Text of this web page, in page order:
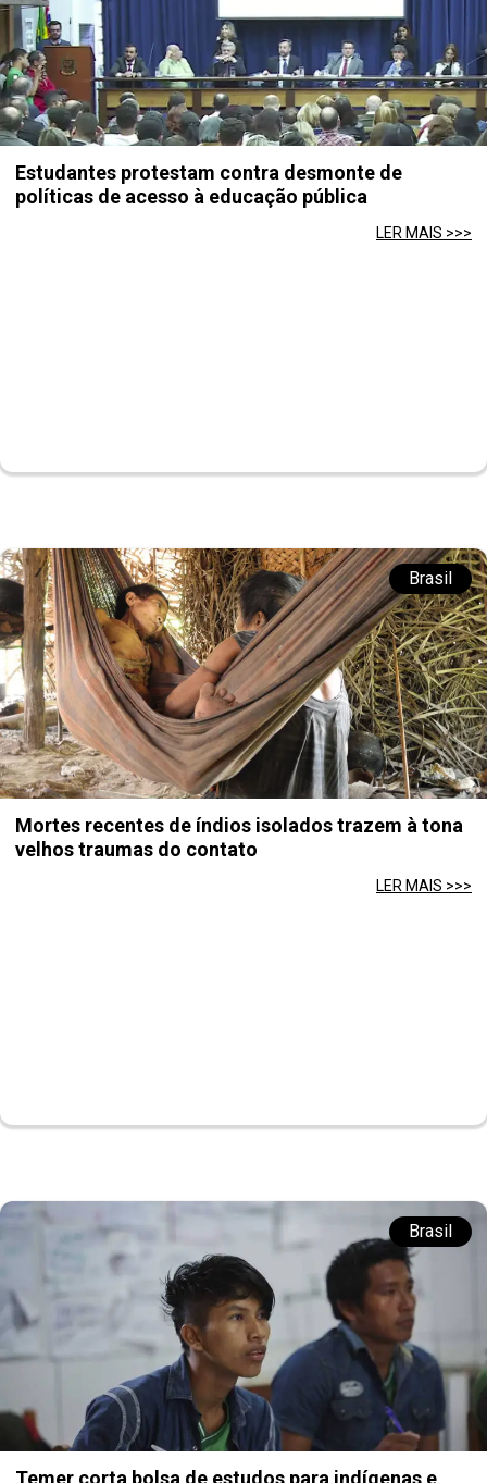
Estudantes protestam contra desmonte de
políticas de acesso à educação pública
LER MAIS >>>
Brasil
Mortes recentes de índios isolados trazem à tona
velhos traumas do contato
LER MAIS >>>
Brasil
Temer corta bolsa de estudos para indígenas e